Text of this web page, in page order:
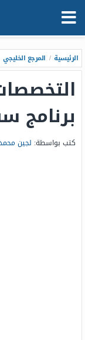
الرئيسية / المرجع الخليجي
برنامج
كتب بواسطة: لجين